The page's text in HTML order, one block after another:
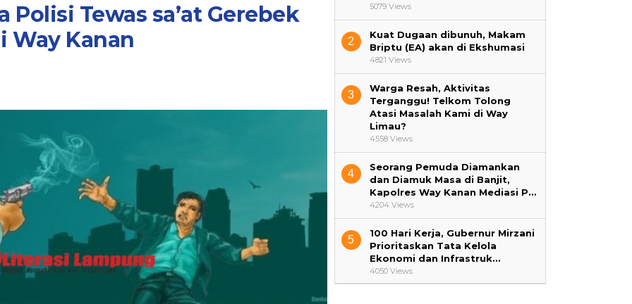
Tewas sa’at Gerebek
Way Kanan
5079 Views
2
Kuat Dugaan dibunuh, Makam
Briptu (EA) akan di Ekshumasi
4821 Views
3
Warga Resah, Aktivitas
Terganggu! Telkom Tolong
Atasi Masalah Kami di Way
Limau?
4558 Views
4
Seorang Pemuda Diamankan
dan Diamuk Masa di Banjit,
Kapolres Way Kanan Mediasi P…
4204 Views
5
100 Hari Kerja, Gubernur Mirzani
Prioritaskan Tata Kelola
Ekonomi dan Infrastruk…
4050 Views